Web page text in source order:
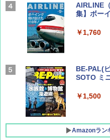
AIRLINE
集】ボー
￥1,760
BE-PAL(
SOTO ミ
￥1,500
Amazonラン